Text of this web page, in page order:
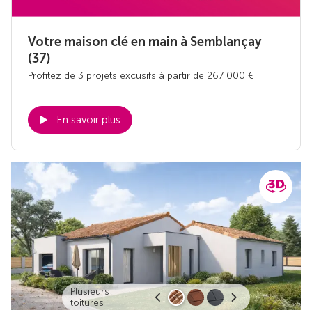
Votre maison clé en main à Semblançay
(37)
Profitez de 3 projets excusifs à partir de 267 000 €
En savoir plus
Plusieurs
toitures